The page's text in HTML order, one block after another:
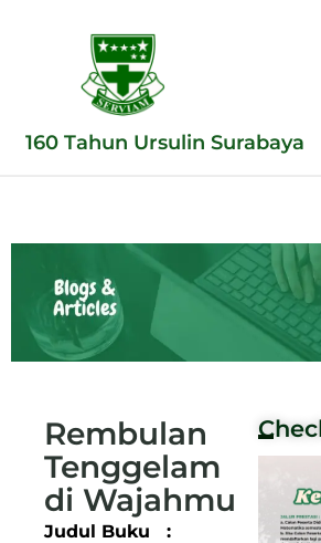
160 Tahun Ursulin Surabaya
Rembulan
Tenggelam
di Wajahmu
Judul Buku :